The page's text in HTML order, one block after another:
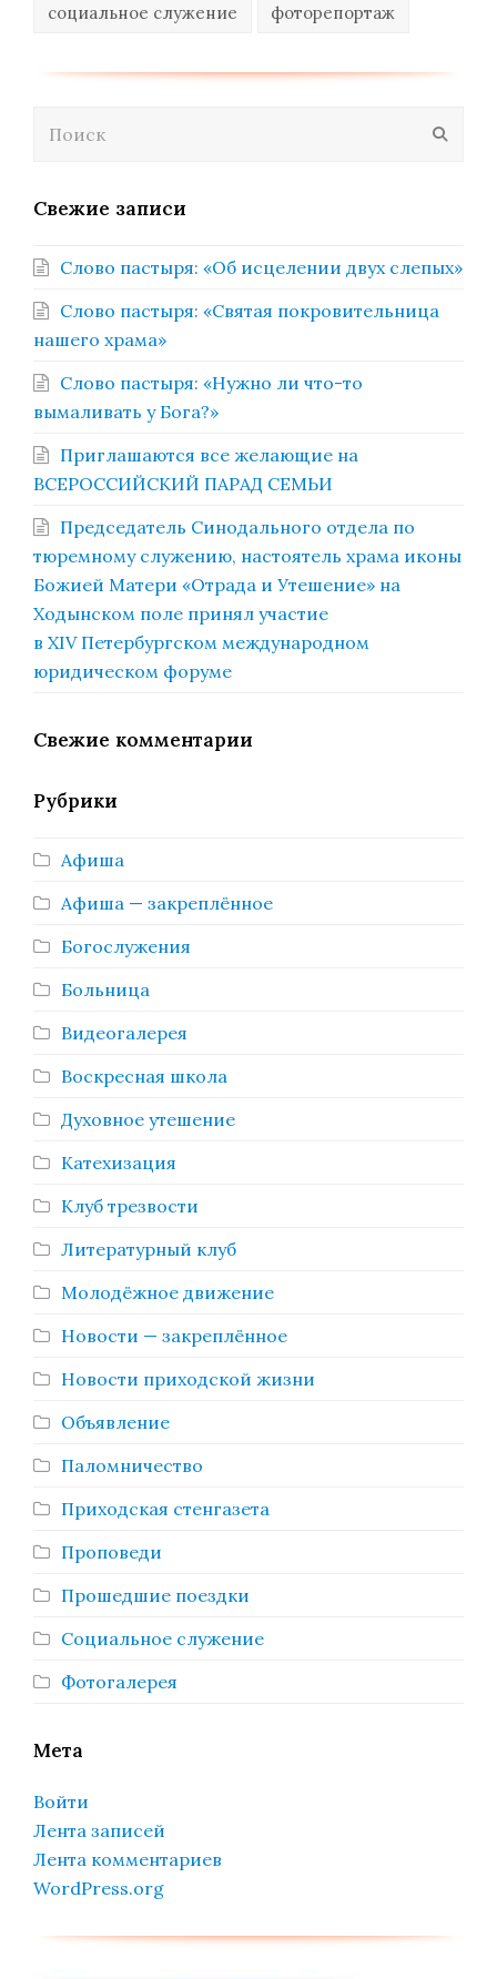
социальное служение фоторепортаж
Свежие записи
Слово пастыря: «Об исцелении двух слепых»
Слово пастыря: «Святая покровительница
нашего храма»
Слово пастыря: «Нужно ли что-то
вымаливать у Бога?»
Приглашаются все желающие на
ВСЕРОССИЙСКИЙ ПАРАД СЕМЬИ
Председатель Синодального отдела по
тюремному служению, настоятель храма иконы
Божией Матери «Отрада и Утешение» на
Ходынском поле принял участие
в XIV Петербургском международном
юридическом форуме
Свежие комментарии
Рубрики
Афиша
Афиша — закреплённое
Богослужения
Больница
Видеогалерея
Воскресная школа
Духовное утешение
Катехизация
Клуб трезвости
Литературный клуб
Молодёжное движение
Новости — закреплённое
Новости приходской жизни
Объявление
Паломничество
Приходская стенгазета
Проповеди
Прошедшие поездки
Социальное служение
Фотогалерея
Мета
Войти
Лента записей
Лента комментариев
WordPress.org